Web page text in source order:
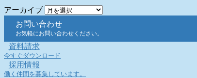
アーカイブ
お問い合わせ
お気軽にお問い合わせください。
資料請求
今すぐダウンロード
採用情報
働く仲間を募集しています。